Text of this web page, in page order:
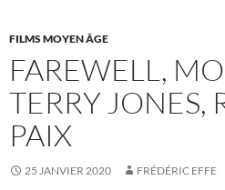
FILMS MOYEN ÂGE
FAREWELL,
TERRY JONES,
PAIX
25 JANVIER 2020 FRÉDÉRIC EFFE